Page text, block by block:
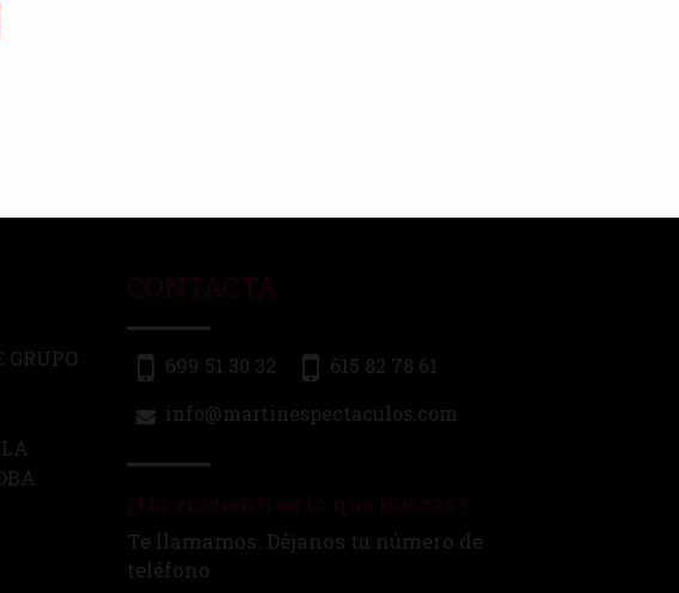
GRUPO
CONTACTA
699 51 30 32
615 82 78 61
info@martinespectaculos.com
¿No encuentras lo que buscas?
Te llamamos. Déjanos tu número de
teléfono